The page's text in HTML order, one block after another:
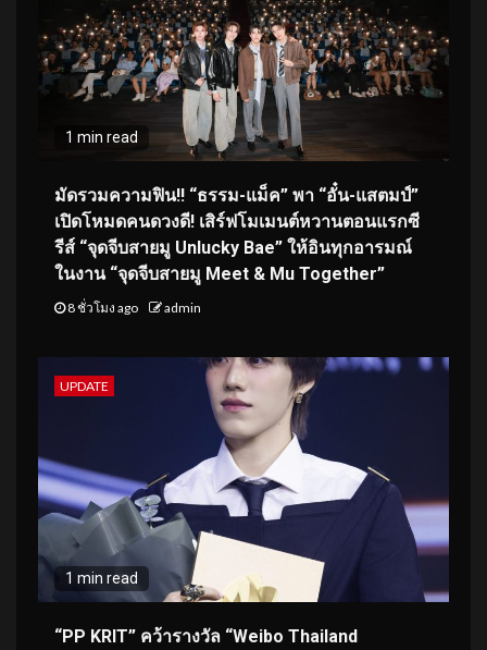
1 min read
มัดรวมความฟิน!! “ธรรม-แม็ค” พา “อั๋น-แสตมป์”
เปิดโหมดคนดวงดี! เสิร์ฟโมเมนต์หวานตอนแรกซี
รีส์ “จุดจีบสายมู Unlucky Bae” ให้อินทุกอารมณ์
ในงาน “จุดจีบสายมู Meet & Mu Together”
8 ชั่วโมง ago admin
UPDATE
1 min read
“PP KRIT” คว้ารางวัล “Weibo Thailand